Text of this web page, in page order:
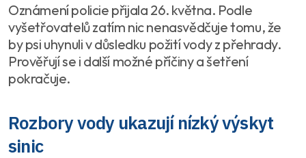
Oznámení policie přijala 26. května. Podle
vyšetřovatelů zatím nic nenasvědčuje tomu, že
by psi uhynuli v důsledku požití vody z přehrady.
Prověřují se i další možné příčiny a šetření
pokračuje.
Rozbory vody ukazují nízký výskyt
sinic